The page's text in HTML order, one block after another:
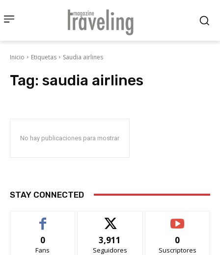
Inicio Etiquetas Saudia airlines
Tag: saudia airlines
No hay publicaciones para mostrar
STAY CONNECTED
0
Fans
3,911
Seguidores
0
Suscriptores